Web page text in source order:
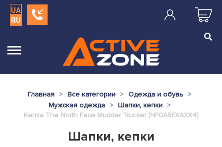
UA
RU
Главная Все категории
Одежда и обувь
Мужская одежда
Шапки, кепки
Кепка The North Face Mudder Trucker (NF0A5FXA3X4)
Шапки, кепки